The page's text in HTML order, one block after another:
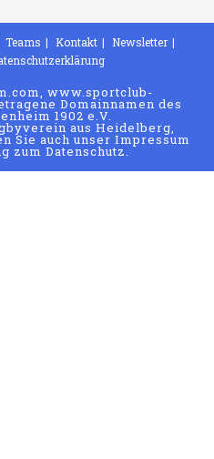
Teams Kontakt
Newsletter
www.sportclub-
Domainnamen des
1902 e.V.
aus Heidelberg,
Sie auch unser Impressum
zum Datenschutz.